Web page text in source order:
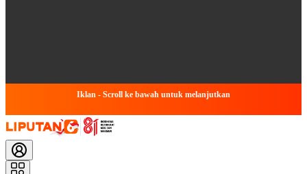
Iklan - Scroll ke bawah untuk melanjutkan